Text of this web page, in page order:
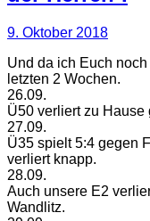
9. Oktober 2018
Und da ich Euch
letzten 2 Wochen.
26.09.
Ü50 verliert zu Hause
27.09.
Ü35 spielt 5:4 gegen
verliert knapp.
28.09.
Auch unsere E2
Wandlitz.